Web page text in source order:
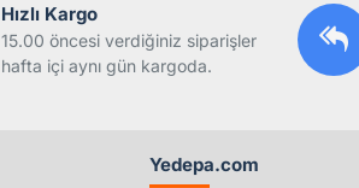
Hızlı Kargo
15.00 öncesi verdiğiniz siparişler
hafta içi aynı gün kargoda.
Yedepa.com